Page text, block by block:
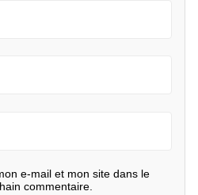
e-mail et mon site dans le
commentaire.